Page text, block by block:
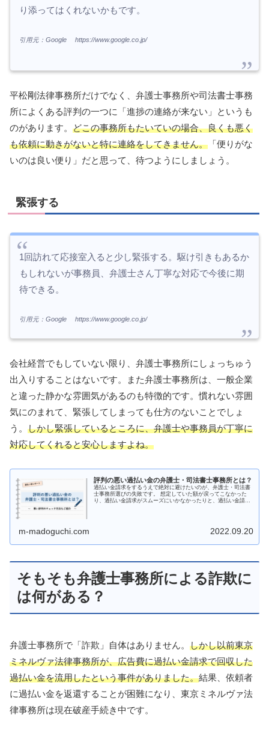
り添ってはくれないかもです。
引用元： Google https://www.google.co.jp/
平松剛法律事務所だけでなく、弁護士事務所や司法書士事務
所によくある評判の一つに「進捗の連絡が来ない」というも
のがあります。 どこの事務所もたいていの場合、良くも悪く
も依頼に動きがないと特に連絡をしてきません。 「便りがな
いのは良い便り」だと思って、待つようにしましょう。
緊張する
1回訪れて応接室入ると少し緊張する。駆け引きもあるか
もしれないが事務員、弁護士さん丁寧な対応で今後に期
待できる。
引用元：Google https://www.google.co.jp/
会社経営でもしていない限り、弁護士事務所にしょっちゅう
出入りすることはないです。また弁護士事務所は、一般企業
と違った静かな雰囲気があるのも特徴的です。慣れない雰囲
気にのまれて、緊張してしまっても仕方のないことでしょ
う。 しかし緊張しているところに、弁護士や事務員が丁寧に
対応してくれると安心しますよね。
評判の悪い過払い金の弁護士・司法書士事務所とは？
過払い金請求をするうえで絶対に避けたいのが、弁護士・司法書
士事務所選びの失敗です。 想定していた額が戻ってこなかった
り、過払い金請求がスムーズにいかなかったりと、過払い金請求
m-madoguchi.com 2022.09.20
そもそも弁護士事務所による詐欺に
は何がある？
弁護士事務所で「詐欺」自体はありません。 しかし以前東京
ミネルヴァ法律事務所が、広告費に過払い金請求で回収した
過払い金を流用したという事件がありました。結果、依頼者
に過払い金を返還することが困難になり、東京ミネルヴァ法
律事務所は現在破産手続き中です。